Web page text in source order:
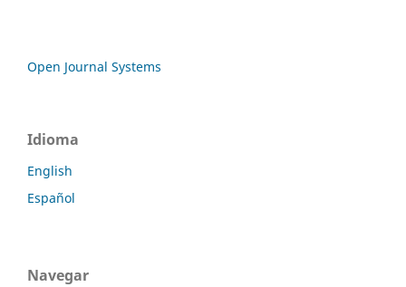
Open Journal Systems
Idioma
English
Español
Navegar